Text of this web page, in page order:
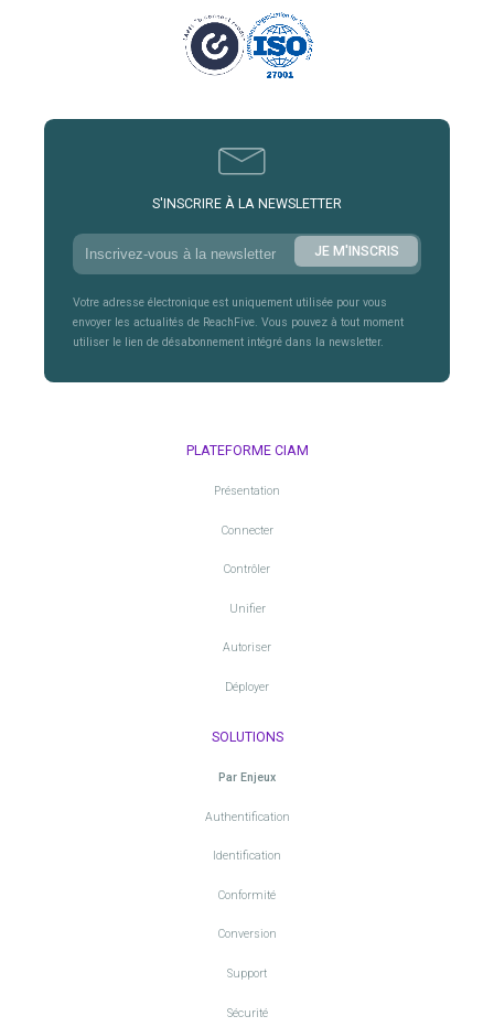
S'INSCRIRE À LA NEWSLETTER
Votre adresse électronique est uniquement utilisée pour vous
envoyer les actualités de ReachFive. Vous pouvez à tout moment
utiliser le lien de désabonnement intégré dans la newsletter.
PLATEFORME CIAM
Présentation
Connecter
Contrôler
Unifier
Autoriser
Déployer
SOLUTIONS
Par Enjeux
Authentification
Identification
Conformité
Conversion
Support
Sécurité